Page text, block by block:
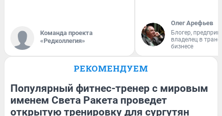
Команда проекта
«Редколлегия»
Олег Арефьев
Блогер,
владелец в
бизнесе
РЕКОМЕНДУЕМ
Популярный фитнес-тренер с мировым
именем Света Ракета проведет
открытую тренировку для сургутян